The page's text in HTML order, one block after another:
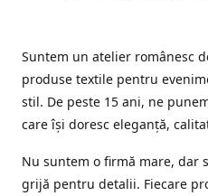
Suntem un atelier românesc
produse textile pentru
stil. De peste 15 ani, ne
care își doresc eleganță,
Nu suntem o firmă mare, dar
grijă pentru detalii. Fiecare